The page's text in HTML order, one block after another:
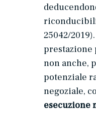
25042/
prestazione
non anche,
potenziale
negoziale,
esecuzione